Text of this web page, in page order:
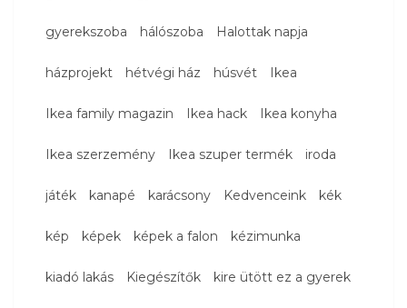
gyerekszoba hálószoba Halottak napja
házprojekt hétvégi ház húsvét Ikea
Ikea family magazin Ikea hack Ikea konyha
Ikea szerzemény Ikea szuper termék iroda
játék kanapé karácsony Kedvenceink kék
kép képek képek a falon kézimunka
kiadó lakás Kiegészítők kire ütött ez a gyerek